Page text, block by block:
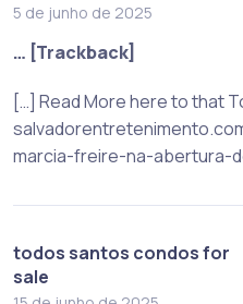
5 de junho de 2025
… [Trackback]
[…] Read More here to that
marcia-freire-na-abertura-
todos santos condos for
sale